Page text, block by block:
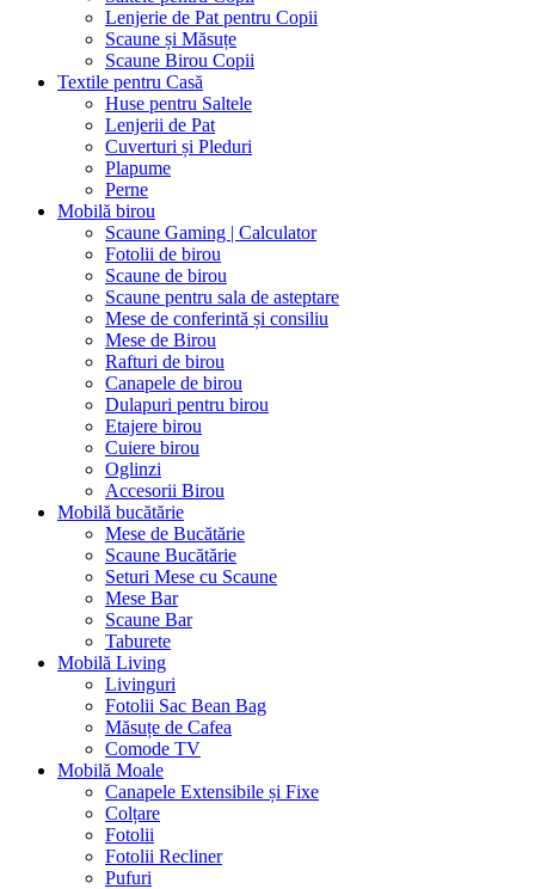
Lenjerie de Pat pentru Copii
Scaune și Măsuțe
Scaune Birou Copii
Textile pentru Casă
Huse pentru Saltele
Lenjerii de Pat
Cuverturi și Pleduri
Plapume
Perne
Mobilă birou
Scaune Gaming | Calculator
Fotolii de birou
Scaune de birou
Scaune pentru sala de asteptare
Mese de conferintă și consiliu
Mese de Birou
Rafturi de birou
Canapele de birou
Dulapuri pentru birou
Etajere birou
Cuiere birou
Oglinzi
Accesorii Birou
Mobilă bucătărie
Mese de Bucătărie
Scaune Bucătărie
Seturi Mese cu Scaune
Mese Bar
Scaune Bar
Taburete
Mobilă Living
Livinguri
Fotolii Sac Bean Bag
Măsuțe de Cafea
Comode TV
Mobilă Moale
Canapele Extensibile și Fixe
Colțare
Fotolii
Fotolii Recliner
Pufuri